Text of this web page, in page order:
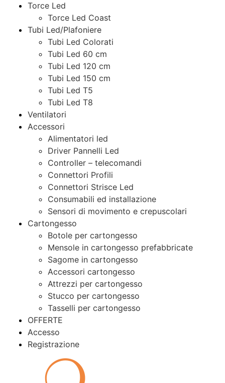
Torce Led
Torce Led Coast
Tubi Led/Plafoniere
Tubi Led Colorati
Tubi Led 60 cm
Tubi Led 120 cm
Tubi Led 150 cm
Tubi Led T5
Tubi Led T8
Ventilatori
Accessori
Alimentatori led
Driver Pannelli Led
Controller – telecomandi
Connettori Profili
Connettori Strisce Led
Consumabili ed installazione
Sensori di movimento e crepuscolari
Cartongesso
Botole per cartongesso
Mensole in cartongesso prefabbricate
Sagome in cartongesso
Accessori cartongesso
Attrezzi per cartongesso
Stucco per cartongesso
Tasselli per cartongesso
OFFERTE
Accesso
Registrazione